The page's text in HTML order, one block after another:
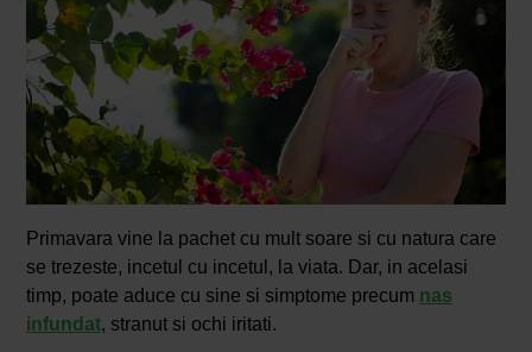
Primavara vine la pachet cu mult soare si cu natura care
se trezeste, incetul cu incetul, la viata. Dar, in acelasi
timp, poate aduce cu sine si simptome precum nas
infundat, stranut si ochi iritati.